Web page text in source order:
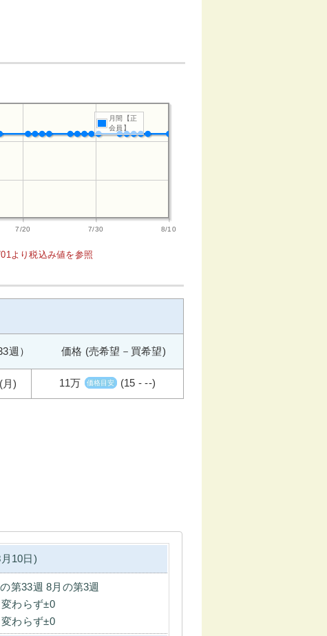
7/20 7/30 8/10
月間【正
会員】
より税込み値を参照
33週） 価格 (売希望－買希望)
月) 11万 価格目安 (15 - --)
10日)
第33週 8月の第3週
わらず±0
わらず±0